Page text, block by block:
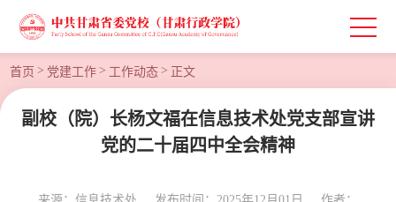
首页 > 党建工作 > 工作动态 > 正文
副校（院）长杨文福在信息技术处党支部宣讲
党的二十届四中全会精神